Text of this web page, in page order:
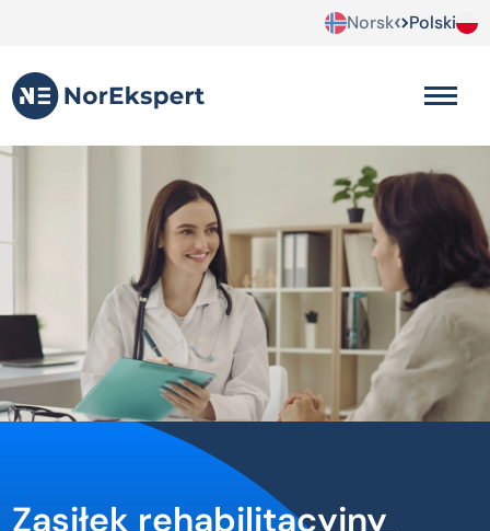
Norsk Polski
Zasiłekrehabilitacyjny